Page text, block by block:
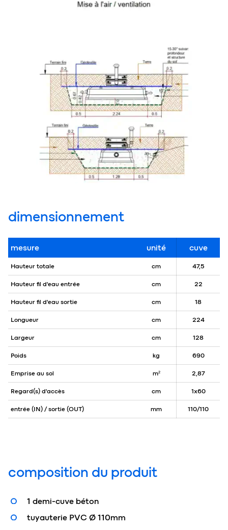
dimensionnement
mesure unité cuve
Hauteur totale cm 47,5
Hauteur fil d'eau entrée cm 22
Hauteur fil d'eau sortie cm 18
Longueur cm 224
Largeur cm 128
Poids kg 690
Emprise au sol m² 2,87
Regard(s) d'accès cm 1x60
entrée (IN) / sortie (OUT) mm 110/110
composition du produit
1 demi-cuve béton
tuyauterie PVC Ø 110mm